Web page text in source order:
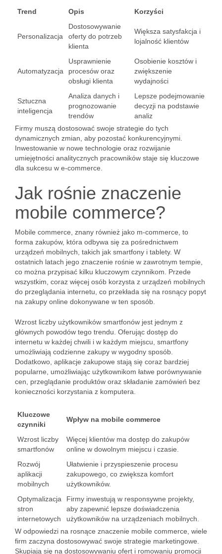
Trend Opis Korzyści
Personalizacja
Dostosowywanie
oferty do potrzeb
klienta
Większa satysfakcja i
lojalność klientów
Automatyzacja
Usprawnienie
procesów oraz
obsługi klienta
Osobienie kosztów i
zwiększenie
wydajności
Sztuczna
inteligencja
Analiza danych i
prognozowanie
trendów
Lepsze podejmowanie
decyzji na podstawie
analiz
Firmy muszą dostosować swoje strategie do tych
dynamicznych zmian, aby pozostać konkurencyjnymi.
Inwestowanie w nowe technologie oraz rozwijanie
umiejętności analitycznych pracowników staje się kluczowe
dla sukcesu w e-commerce.
Jak rośnie znaczenie
mobile commerce?
Mobile commerce, znany również jako m-commerce, to
forma zakupów, która odbywa się za pośrednictwem
urządzeń mobilnych, takich jak smartfony i tablety. W
ostatnich latach jego znaczenie rośnie w zawrotnym tempie,
co można przypisać kilku kluczowym czynnikom. Przede
wszystkim, coraz więcej osób korzysta z urządzeń mobilnych
do przeglądania internetu, co przekłada się na rosnący popyt
na zakupy online dokonywane w ten sposób.
Wzrost liczby użytkowników smartfonów jest jednym z
głównych powodów tego trendu. Oferując dostęp do
internetu w każdej chwili i w każdym miejscu, smartfony
umożliwiają codzienne zakupy w wygodny sposób.
Dodatkowo, aplikacje zakupowe stają się coraz bardziej
popularne, umożliwiając użytkownikom łatwe porównywanie
cen, przeglądanie produktów oraz składanie zamówień bez
konieczności korzystania z komputera.
Kluczowe
czynniki
Wpływ na mobile commerce
Wzrost liczby
smartfonów
Więcej klientów ma dostęp do zakupów
online w dowolnym miejscu i czasie.
Rozwój
aplikacji
mobilnych
Ułatwienie i przyspieszenie procesu
zakupowego, co zwiększa komfort
użytkowników.
Optymalizacja
stron
internetowych
Firmy inwestują w responsywne projekty,
aby zapewnić lepsze doświadczenia
użytkowników na urządzeniach mobilnych.
W odpowiedzi na rosnące znaczenie mobile commerce, wiele
firm zaczyna dostosowywać swoje strategie marketingowe.
Skupiają się na dostosowywaniu ofert i romowaniu promocji